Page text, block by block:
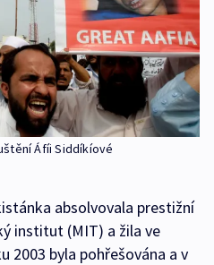
Áfíi Siddíkíové
absolvovala prestižní
institut (MIT) a žila ve
2003 byla pohřešována a v